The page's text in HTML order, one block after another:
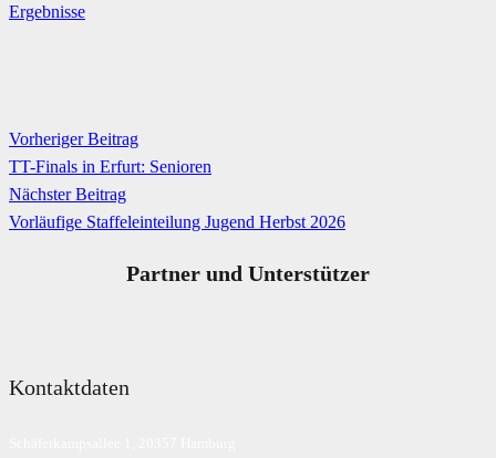
Ergebnisse
Vorheriger Beitrag
TT-Finals in Erfurt: Senioren
Nächster Beitrag
Vorläufige Staffeleinteilung Jugend Herbst 2026
Partner und Unterstützer
Kontaktdaten